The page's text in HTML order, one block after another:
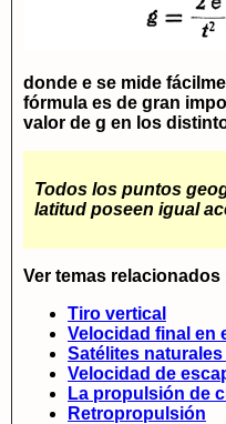
donde e se mide
fórmula es de gran
valor de g en los
Todos los puntos
latitud poseen igual
Ver temas relacionados
Tiro vertical
Velocidad final en
Satélites
Velocidad de
La propulsión de
Retropropulsión